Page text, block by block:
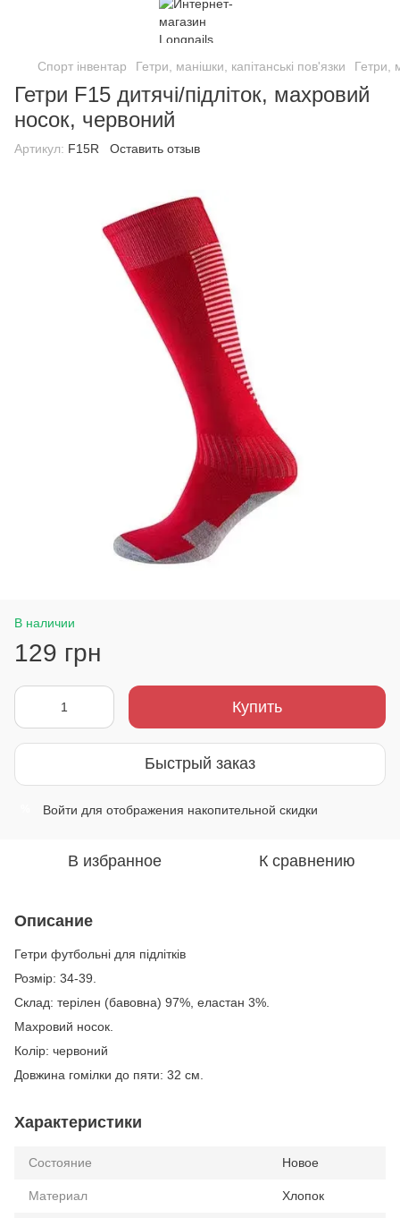
Спорт інвентар Гетри, манішки, капітанські пов'язки Гетри,
Гетри F15 дитячі/підліток, махровий
носок, червоний
Артикул: F15R Оставить отзыв
В наличии
129 грн
Купить
Быстрый заказ
Войти для отображения накопительной скидки
В избранное К сравнению
Описание
Гетри футбольні для підлітків
Розмір: 34-39.
Склад: терілен (бавовна) 97%, еластан 3%.
Махровий носок.
Колір: червоний
Довжина гомілки до пяти: 32 см.
Характеристики
Состояние Новое
Материал Хлопок